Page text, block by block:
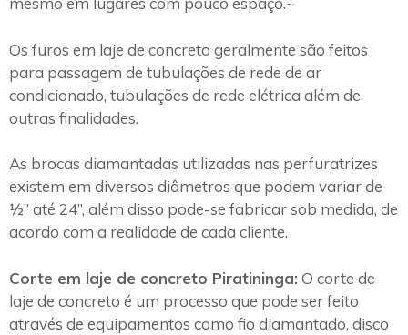
Os furos em laje de concreto geralmente são feitos
para passagem de tubulações de rede de ar
condicionado, tubulações de rede elétrica além de
outras finalidades.
As brocas diamantadas utilizadas nas perfuratrizes
existem em diversos diâmetros que podem variar de
½” até 24”, além disso pode-se fabricar sob medida, de
acordo com a realidade de cada cliente.
Corte em laje de concreto Piratininga: O corte de
laje de concreto é um processo que pode ser feito
através de equipamentos como fio diamantado, disco